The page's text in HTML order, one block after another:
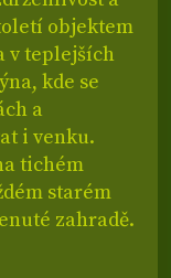
objektem
v teplejších
kde se
a
i venku.
tichém
starém
zahradě.